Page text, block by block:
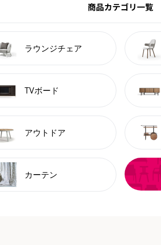
商品カテゴリ一覧
ラウンジチェア
TVボード
アウトドア
カーテン